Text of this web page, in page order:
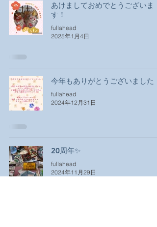
あけましておめでとうございま
す！
fullahead
2025年1月4日
今年もありがとうございました！
fullahead
2024年12月31日
20周年✨
fullahead
2024年11月29日